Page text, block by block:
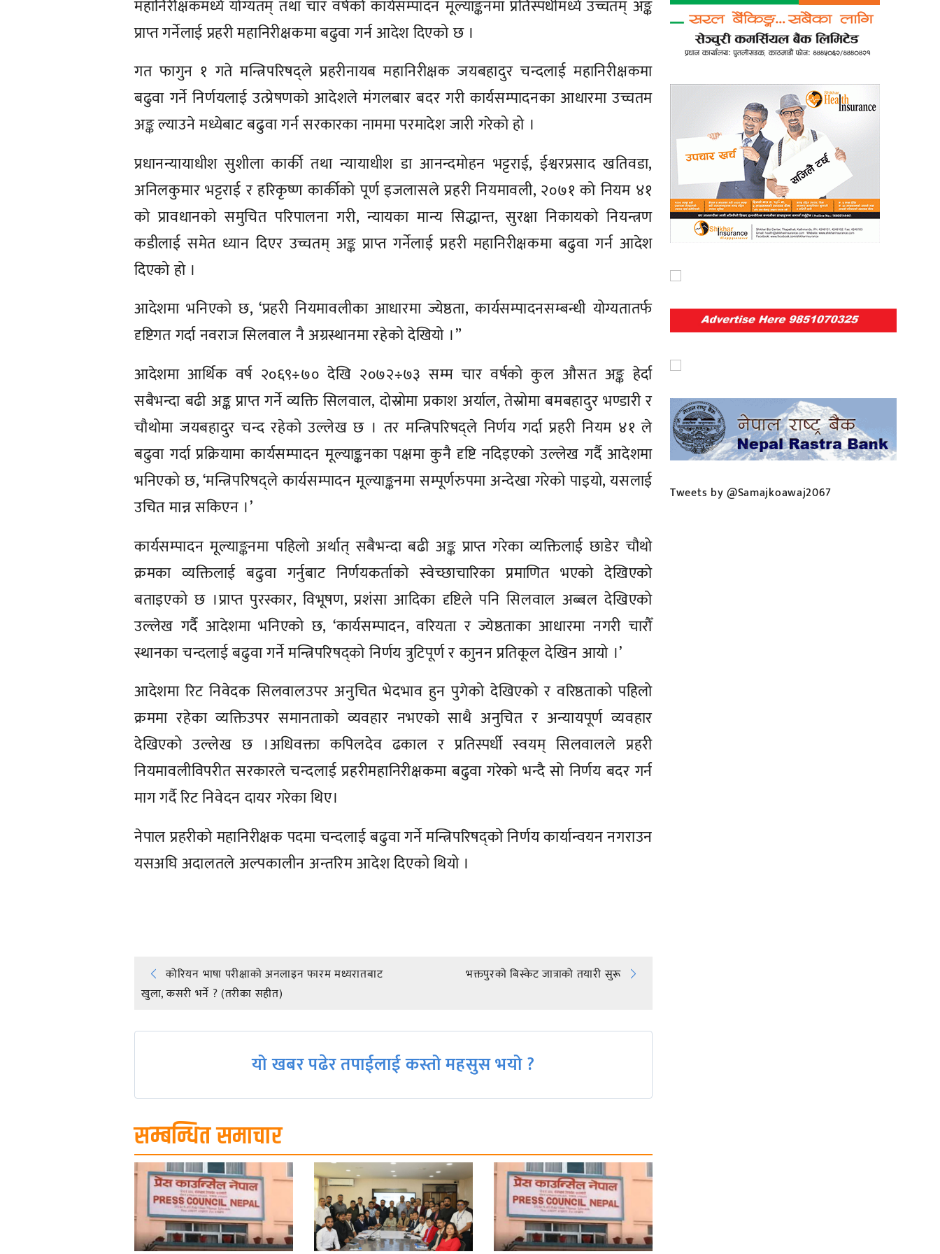
महानिरीक्षकमध्ये योग्यतम् तथा चार वर्षको कार्यसम्पादन मूल्याङ्कनमा प्रतिस्पर्धीमध्ये उच्चतम् अङ्क
प्राप्त गर्नेलाई प्रहरी महानिरीक्षकमा बढुवा गर्न आदेश दिएको छ ।
गत फागुन १ गते मन्त्रिपरिषद्ले प्रहरीनायब महानिरीक्षक जयबहादुर चन्दलाई महानिरीक्षकमा
बढुवा गर्ने निर्णयलाई उत्प्रेषणको आदेशले मंगलबार बदर गरी कार्यसम्पादनका आधारमा उच्चतम
अङ्क ल्याउने मध्येबाट बढुवा गर्न सरकारका नाममा परमादेश जारी गरेको हो ।
प्रधानन्यायाधीश सुशीला कार्की तथा न्यायाधीश डा आनन्दमोहन भट्टराई, ईश्वरप्रसाद खतिवडा,
अनिलकुमार भट्टराई र हरिकृष्ण कार्कीको पूर्ण इजलासले प्रहरी नियमावली, २०७१ को नियम ४१
को प्रावधानको समुचित परिपालना गरी, न्यायका मान्य सिद्धान्त, सुरक्षा निकायको नियन्त्रण
कडीलाई समेत ध्यान दिएर उच्चतम् अङ्क प्राप्त गर्नेलाई प्रहरी महानिरीक्षकमा बढुवा गर्न आदेश
दिएको हो ।
आदेशमा भनिएको छ, ‘प्रहरी नियमावलीका आधारमा ज्येष्ठता, कार्यसम्पादनसम्बन्धी योग्यतातर्फ
दृष्टिगत गर्दा नवराज सिलवाल नै अग्रस्थानमा रहेको देखियो ।”
आदेशमा आर्थिक वर्ष २०६९÷७० देखि २०७२÷७३ सम्म चार वर्षको कुल औसत अङ्क हेर्दा
सबैभन्दा बढी अङ्क प्राप्त गर्ने व्यक्ति सिलवाल, दोस्रोमा प्रकाश अर्याल, तेस्रोमा बमबहादुर भण्डारी र
चौथोमा जयबहादुर चन्द रहेको उल्लेख छ । तर मन्त्रिपरिषद्ले निर्णय गर्दा प्रहरी नियम ४१ ले
बढुवा गर्दा प्रक्रियामा कार्यसम्पादन मूल्याङ्कनका पक्षमा कुनै दृष्टि नदिइएको उल्लेख गर्दै आदेशमा
भनिएको छ, ‘मन्त्रिपरिषद्ले कार्यसम्पादन मूल्याङ्कनमा सम्पूर्णरुपमा अन्देखा गरेको पाइयो, यसलाई
उचित मान्न सकिएन ।’
कार्यसम्पादन मूल्याङ्कनमा पहिलो अर्थात् सबैभन्दा बढी अङ्क प्राप्त गरेका व्यक्तिलाई छाडेर चौथो
क्रमका व्यक्तिलाई बढुवा गर्नुबाट निर्णयकर्ताको स्वेच्छाचारिका प्रमाणित भएको देखिएको
बताइएको छ ।प्राप्त पुरस्कार, विभूषण, प्रशंसा आदिका दृष्टिले पनि सिलवाल अब्बल देखिएको
उल्लेख गर्दै आदेशमा भनिएको छ, ‘कार्यसम्पादन, वरियता र ज्येष्ठताका आधारमा नगरी चारौँ
स्थानका चन्दलाई बढुवा गर्ने मन्त्रिपरिषद्को निर्णय त्रुटिपूर्ण र काुनन प्रतिकूल देखिन आयो ।’
आदेशमा रिट निवेदक सिलवालउपर अनुचित भेदभाव हुन पुगेको देखिएको र वरिष्ठताको पहिलो
क्रममा रहेका व्यक्तिउपर समानताको व्यवहार नभएको साथै अनुचित र अन्यायपूर्ण व्यवहार
देखिएको उल्लेख छ ।अधिवक्ता कपिलदेव ढकाल र प्रतिस्पर्धी स्वयम् सिलवालले प्रहरी
नियमावलीविपरीत सरकारले चन्दलाई प्रहरीमहानिरीक्षकमा बढुवा गरेको भन्दै सो निर्णय बदर गर्न
माग गर्दै रिट निवेदन दायर गरेका थिए।
नेपाल प्रहरीको महानिरीक्षक पदमा चन्दलाई बढुवा गर्ने मन्त्रिपरिषद्को निर्णय कार्यान्वयन नगराउन
यसअघि अदालतले अल्पकालीन अन्तरिम आदेश दिएको थियो ।
Post
navigation
कोरियन भाषा परीक्षाको अनलाइन फारम मध्यरातबाट
खुला, कसरी भर्ने ? (तरीका सहीत)
भक्तपुरको बिस्केट जात्राको तयारी सुरू
यो खबर पढेर तपाईलाई कस्तो महसुस भयो ?
सम्बन्धित समाचार
Tweets by @Samajkoawaj2067